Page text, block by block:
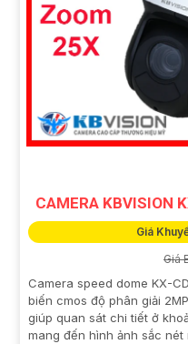
CAMERA KBVISION
Giá
Giá
Camera speed dome KX-
biến cmos độ phân giải
giúp quan sát chi tiết ở
mang đến hình ảnh sắc